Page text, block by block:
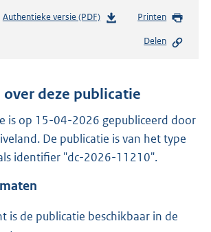
Authentieke versie (PDF)b
n
s
g
r
o
e
Printen
Delen
deze publicatie
is op 15-04-2026 gepubliceerd door
De publicatie is van het type
identifier "dc-2026-11210".
is de publicatie beschikbaar in de